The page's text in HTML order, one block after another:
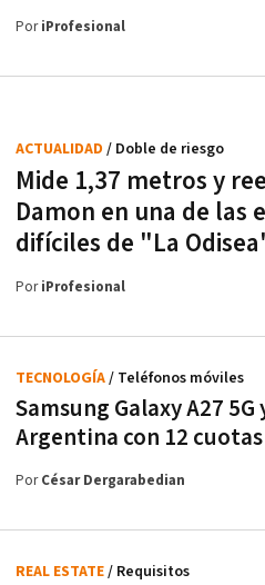
PoriProfesional
Mide 1,37 metros y
Damon en una de las
difíciles de "La
ACTUALIDAD / Doble de riesgo
PoriProfesional
Samsung Galaxy A27 5G
Argentina con 12
TECNOLOGÍA/ Teléfonos móviles
PorCésar Dergarabedian
REAL ESTATE/ Requisitos